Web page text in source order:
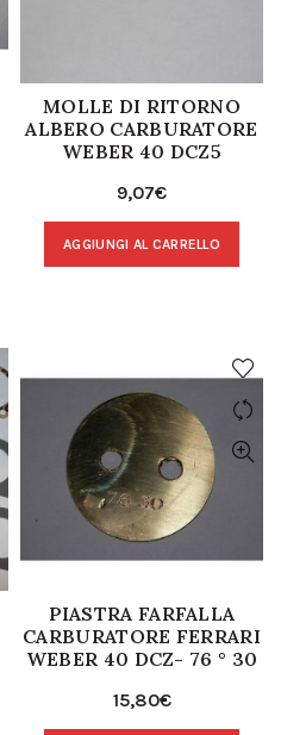
MOLLE DI RITORNO
ALBERO CARBURATORE
WEBER 40 DCZ5
9,07€
AGGIUNGI AL CARRELLO
PIASTRA FARFALLA
CARBURATORE FERRARI
WEBER 40 DCZ- 76 ° 30
15,80€